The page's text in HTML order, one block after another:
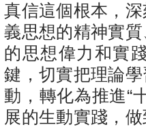
真信這個根本，
義思想的精神實
的思想偉力和實
鍵，切實把理論
動，轉化為推進“
展的生動實踐，